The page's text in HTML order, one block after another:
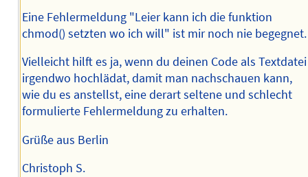
Eine Fehlermeldung "Leier kann ich die funktion
chmod() setzten wo ich will" ist mir noch nie begegnet.
Vielleicht hilft es ja, wenn du deinen Code als Textdatei
irgendwo hochlädat, damit man nachschauen kann,
wie du es anstellst, eine derart seltene und schlecht
formulierte Fehlermeldung zu erhalten.
Grüße aus Berlin
Christoph S.